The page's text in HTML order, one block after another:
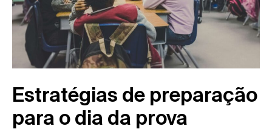
Estratégias de preparação
para o dia da prova